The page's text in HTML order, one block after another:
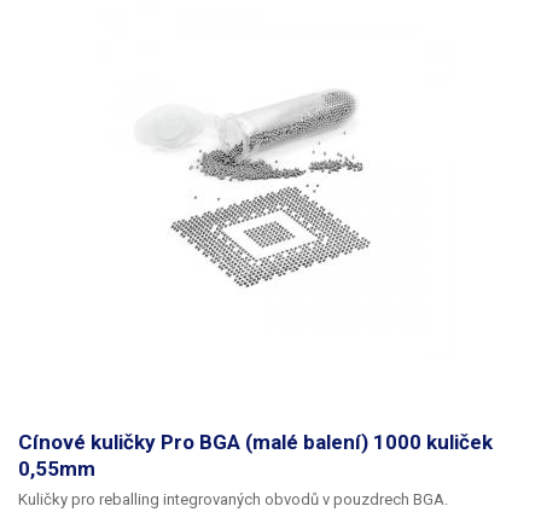
Cínové kuličky Pro BGA (malé balení) 1000 kuliček
0,55mm
Kuličky pro reballing integrovaných obvodů v pouzdrech BGA.